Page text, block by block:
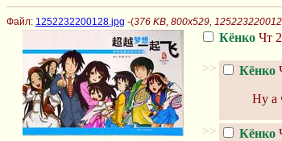
Файл: 1252232200128.jpg -(376 KB, 800x529,
Кёнко Чт
>> Кёнко
Ну а
>> Кёнко